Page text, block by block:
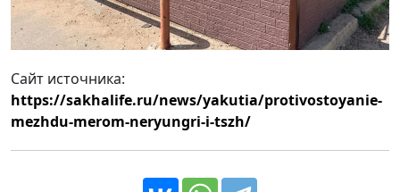
Сайт источника:
https://sakhalife.ru/news/yakutia/protivostoyanie-
mezhdu-merom-neryungri-i-tszh/